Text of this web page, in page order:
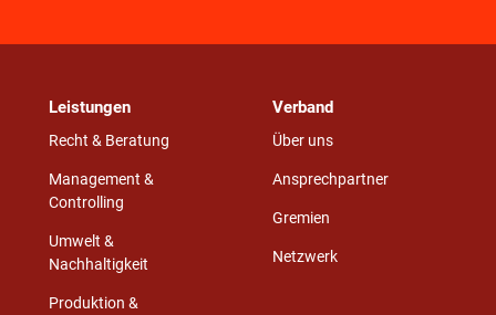
Leistungen
Recht & Beratung
Management &
Controlling
Umwelt &
Nachhaltigkeit
Produktion &
Verband
Über uns
Ansprechpartner
Gremien
Netzwerk